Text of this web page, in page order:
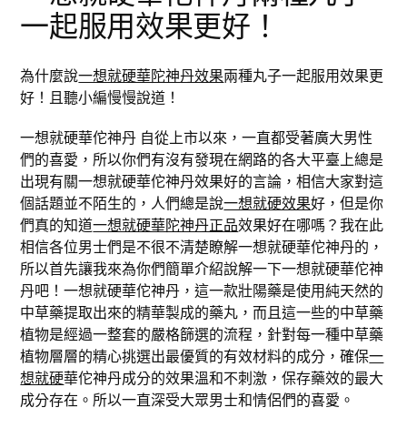
一起服用效果更好！
為什麼說一想就硬華陀神丹效果兩種丸子一起服用效果更
好！且聽小編慢慢說道！
一想就硬華佗神丹 自從上市以來，一直都受著廣大男性
們的喜愛，所以你們有沒有發現在網路的各大平臺上總是
出現有關一想就硬華佗神丹效果好的言論，相信大家對這
個話題並不陌生的，人們總是說一想就硬效果好，但是你
們真的知道一想就硬華陀神丹正品效果好在哪嗎？我在此
相信各位男士們是不很不清楚瞭解一想就硬華佗神丹的，
所以首先讓我來為你們簡單介紹說解一下一想就硬華佗神
丹吧！一想就硬華佗神丹，這一款壯陽藥是使用純天然的
中草藥提取出來的精華製成的藥丸，而且這一些的中草藥
植物是經過一整套的嚴格篩選的流程，針對每一種中草藥
植物層層的精心挑選出最優質的有效材料的成分，確保一
想就硬華佗神丹成分的效果溫和不刺激，保存藥效的最大
成分存在。所以一直深受大眾男士和情侶們的喜愛。